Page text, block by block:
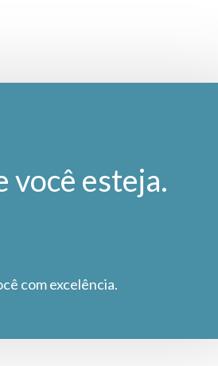
você esteja.
com excelência.